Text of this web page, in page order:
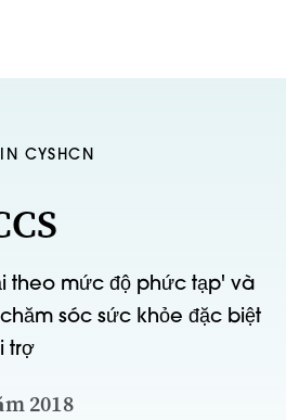
CYSHCN
theo mức độ phức tạp' và
sóc sức khỏe đặc biệt
trợ
2018